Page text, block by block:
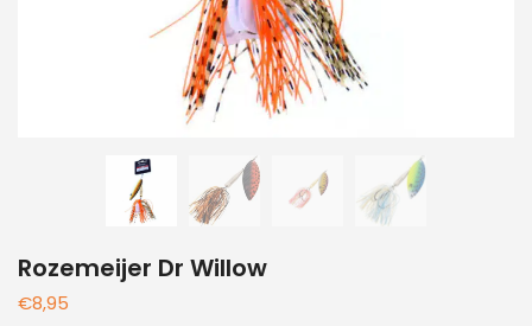
Rozemeijer Dr Willow
€8,95